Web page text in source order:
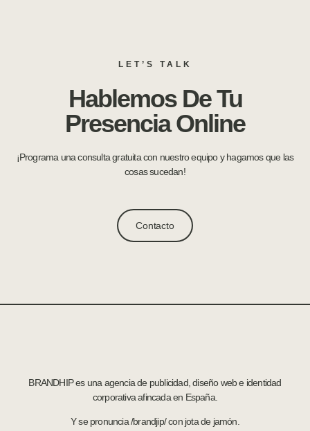
LET’S TALK
Hablemos De Tu
Presencia Online
¡Programa una consulta gratuita con nuestro equipo y hagamos que las
cosas sucedan!
Contacto
BRANDHIP es una agencia de publicidad, diseño web e identidad
corporativa afincada en España.
Y se pronuncia /brandjip/ con jota de jamón.